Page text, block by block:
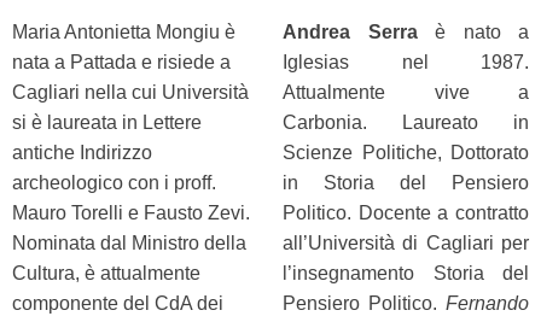
Maria Antonietta Mongiu è
nata a Pattada e risiede a
Cagliari nella cui Università
si è laureata in Lettere
antiche Indirizzo
archeologico con i proff.
Mauro Torelli e Fausto Zevi.
Nominata dal Ministro della
Cultura, è attualmente
componente del CdA dei
Andrea Serraè nato a
Iglesias nel 1987.
Attualmente vive a
Carbonia. Laureato in
Scienze Politiche, Dottorato
in Storia del Pensiero
Politico. Docente a contratto
all’Università di Cagliari per
l’insegnamento Storia del
Pensiero Politico. Fernando